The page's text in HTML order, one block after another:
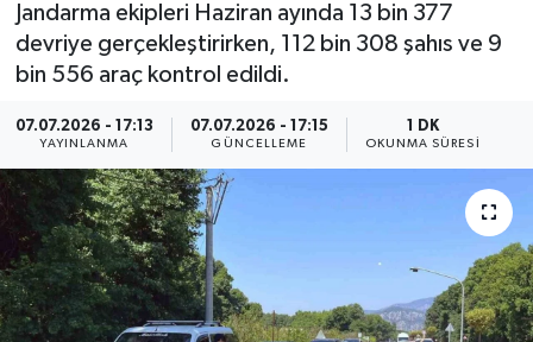
Jandarma ekipleri Haziran ayında 13 bin 377
devriye gerçekleştirirken, 112 bin 308 şahıs ve 9
bin 556 araç kontrol edildi.
07.07.2026 - 17:13
YAYINLANMA
07.07.2026 - 17:15
GÜNCELLEME
1 DK
OKUNMA SÜRESI
Siyaset
Spor
Yaşam